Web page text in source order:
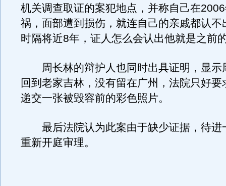
机关调查取证的案犯地点，并称自己在
祸，面部遭到损伤，就连自己的亲戚都认不
时隔将近8年，证人怎么会认出他就是之前
周长林的辩护人也同时出具证明，显示
回到老家吉林，没有留在广州，法院只好要
递交一张被毁容前的彩色照片。
最后法院认为此案由于缺少证据，待进
重新开庭审理。